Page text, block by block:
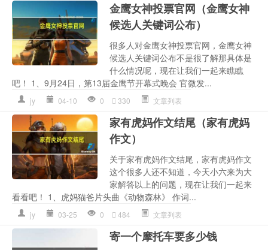
金鹰女神投票官网（金鹰女神
候选人关键词公布）
很多人对金鹰女神投票官网，金鹰女神
候选人关键词公布不是很了解那具体是
什么情况呢，现在让我们一起来瞧瞧
吧！ 1、9月24日，第13届金鹰节开幕式晚会 官微发...
jy 04-10 0 330 文章列表
家有虎妈作文结尾（家有虎妈
作文）
关于家有虎妈作文结尾，家有虎妈作文
这个很多人还不知道，今天小六来为大
家解答以上的问题，现在让我们一起来
看看吧！ 1、虎妈猫爸片头曲《动物森林》 作词...
jy 03-25 0 484 文章列表
寄一个摩托车要多少钱